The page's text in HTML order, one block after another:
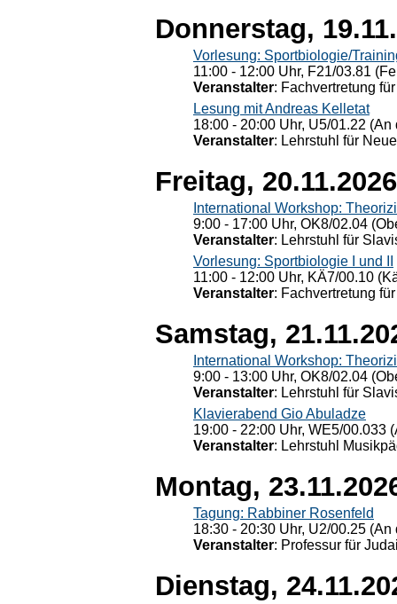
Donnerstag,
Vorlesung: Sportbiologie/
11:00 - 12:00 Uhr, F21/03.81
Veranstalter: Fachvertretung
Lesung mit Andreas Kelletat
18:00 - 20:00 Uhr, U5/01.22
Veranstalter: Lehrstuhl für
Freitag, 20.11.2026
International Workshop:
9:00 - 17:00 Uhr, OK8/02.04
Veranstalter: Lehrstuhl für
Vorlesung: Sportbiologie I und II
11:00 - 12:00 Uhr, KÄ7/00.10
Veranstalter: Fachvertretung
Samstag,
International Workshop:
9:00 - 13:00 Uhr, OK8/02.04
Veranstalter: Lehrstuhl für
Klavierabend Gio Abuladze
19:00 - 22:00 Uhr, WE5/00.033
Veranstalter: Lehrstuhl
Montag,
Tagung: Rabbiner Rosenfeld
18:30 - 20:30 Uhr, U2/00.25
Veranstalter: Professur für
Dienstag,